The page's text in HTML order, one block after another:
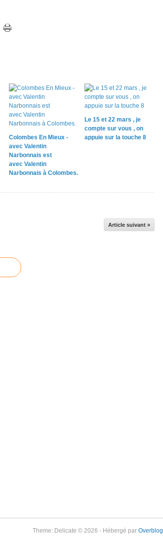
Colombes En Mieux -
avec Valentin
Narbonnais est
avec Valentin
Narbonnais à Colombes.
Le 15 et 22 mars , je
compte sur vous , on
appuie sur la touche 8
Article suivant »
Theme: Delicate © 2026 - Hébergé par Overblog